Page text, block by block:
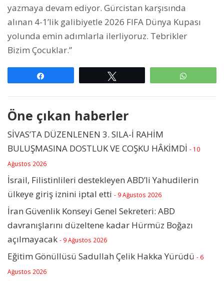
yazmaya devam ediyor. Gürcistan karşısında
alınan 4-1’lik galibiyetle 2026 FIFA Dünya Kupası
yolunda emin adımlarla ilerliyoruz.️ Tebrikler
Bizim Çocuklar.”
Öne çıkan haberler
SİVAS’TA DÜZENLENEN 3. SILA-İ RAHİM
BULUŞMASINA DOSTLUK VE COŞKU HÂKİMDİ - 10
Ağustos 2026
İsrail, Filistinlileri destekleyen ABD’li Yahudilerin
ülkeye giriş iznini iptal etti - 9 Ağustos 2026
İran Güvenlik Konseyi Genel Sekreteri: ABD
davranışlarını düzeltene kadar Hürmüz Boğazı
açılmayacak - 9 Ağustos 2026
Eğitim Gönüllüsü Sadullah Çelik Hakka Yürüdü - 6
Ağustos 2026